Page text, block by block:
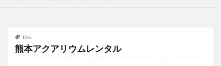
TAG
熊本アクアリウムレンタル